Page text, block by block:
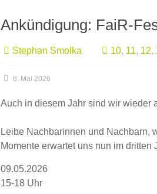
Ankündigung: FaiR-
Stephan Smolka 10, 11, 12,
8. Mai 2026
Auch in diesem Jahr sind wir wieder
Leibe Nachbarinnen und Nachbarn,
Momente erwartet uns nun im dritten
09.05.2026
15-18 Uhr